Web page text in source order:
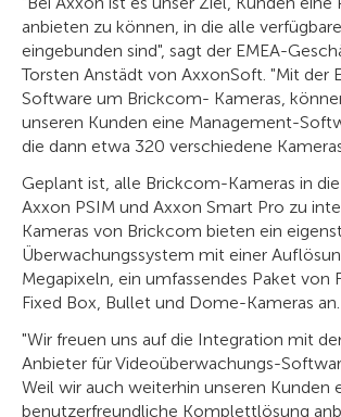
anbieten zu können, in die alle
eingebunden sind", sagt der EMEA-
Torsten Anstädt von AxxonSoft. "Mit der
Software um Brickcom- Kameras,
unseren Kunden eine Management-
die dann etwa 320 verschiedene
Geplant ist, alle Brickcom-Kameras in
Axxon PSIM und Axxon Smart Pro zu
Kameras von Brickcom bieten ein
Überwachungssystem mit einer
Megapixeln, ein umfassendes Paket von
Fixed Box, Bullet und Dome-Kameras an.
"Wir freuen uns auf die Integration mit
Anbieter für Videoüberwachungs-
Weil wir auch weiterhin unseren Kunden
benutzerfreundliche Komplettlösung